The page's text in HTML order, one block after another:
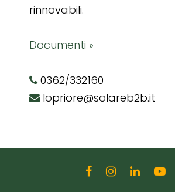
rinnovabili.
Documenti »
0362/332160
lopriore@solareb2b.it